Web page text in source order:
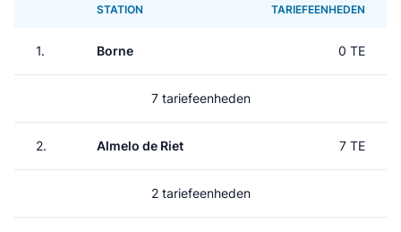
STATION TARIEFEENHEDEN
1. Borne 0 TE
7 tariefeenheden
2. Almelo de Riet 7 TE
2 tariefeenheden